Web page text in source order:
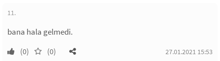
11.
bana hala gelmedi.
(0) (0) 27.01.2021 15:53